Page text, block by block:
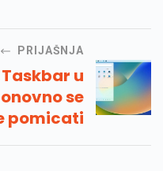
PRIJAŠNJA
u
se
pomicati